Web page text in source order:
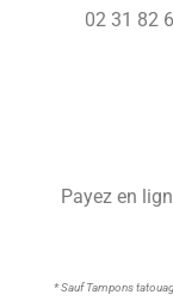
02 31 82
Payez en
* Sauf Tampons